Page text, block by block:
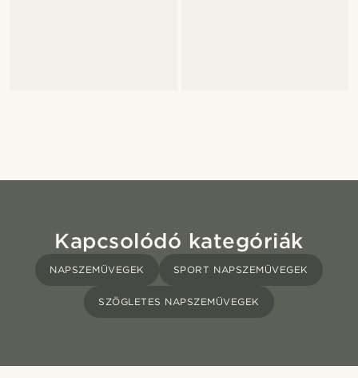
Kapcsolódó kategóriák
NAPSZEMÜVEGEK SPORT NAPSZEMÜVEGEK
SZÖGLETES NAPSZEMÜVEGEK